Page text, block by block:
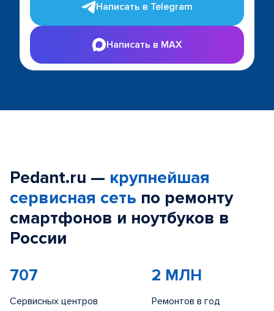
Написать в Telegram
Написать в MAX
Pedant.ru — крупнейшая
сервисная сеть по ремонту
смартфонов и ноутбуков в
России
707
Сервисных центров
2 МЛН
Ремонтов в год